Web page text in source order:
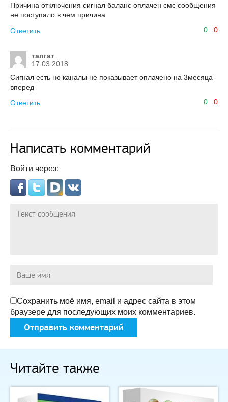
Причина отключения сигнал баланс оплачен смс сообщения
не поступало в чем причина
Ответить
0
0
талгат
17.03.2018
Сигнал есть но каналы не показывает оплачено на 3месяца
вперед
Ответить
0
0
Написать комментарий
Войти через:
Сохранить моё имя, email и адрес сайта в этом
браузере для последующих моих комментариев.
Читайте также